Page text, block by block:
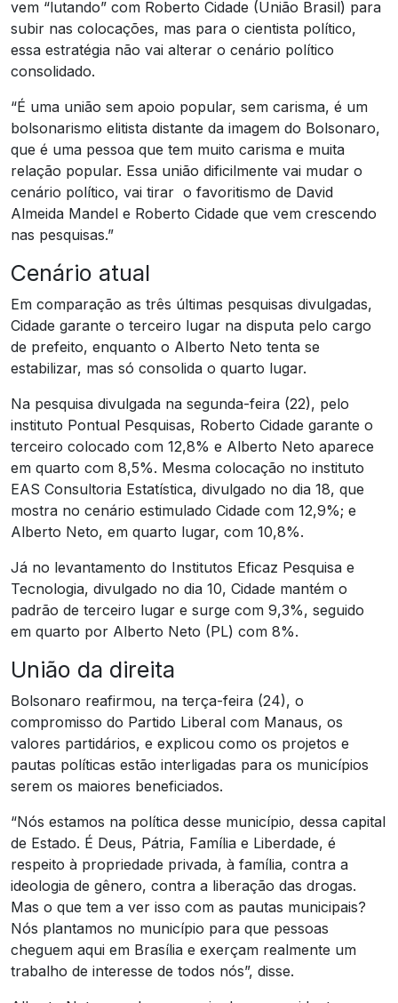
vem “lutando” com Roberto Cidade (União Brasil) para
subir nas colocações, mas para o cientista político,
essa estratégia não vai alterar o cenário político
consolidado.
“É uma união sem apoio popular, sem carisma, é um
bolsonarismo elitista distante da imagem do Bolsonaro,
que é uma pessoa que tem muito carisma e muita
relação popular. Essa união dificilmente vai mudar o
cenário político, vai tirar o favoritismo de David
Almeida Mandel e Roberto Cidade que vem crescendo
nas pesquisas.”
Cenário atual
Em comparação as três últimas pesquisas divulgadas,
Cidade garante o terceiro lugar na disputa pelo cargo
de prefeito, enquanto o Alberto Neto tenta se
estabilizar, mas só consolida o quarto lugar.
Na pesquisa divulgada na segunda-feira (22), pelo
instituto Pontual Pesquisas, Roberto Cidade garante o
terceiro colocado com 12,8% e Alberto Neto aparece
em quarto com 8,5%. Mesma colocação no instituto
EAS Consultoria Estatística, divulgado no dia 18, que
mostra no cenário estimulado Cidade com 12,9%; e
Alberto Neto, em quarto lugar, com 10,8%.
Já no levantamento do Institutos Eficaz Pesquisa e
Tecnologia, divulgado no dia 10, Cidade mantém o
padrão de terceiro lugar e surge com 9,3%, seguido
em quarto por Alberto Neto (PL) com 8%.
União da direita
Bolsonaro reafirmou, na terça-feira (24), o
compromisso do Partido Liberal com Manaus, os
valores partidários, e explicou como os projetos e
pautas políticas estão interligadas para os municípios
serem os maiores beneficiados.
“Nós estamos na política desse município, dessa capital
de Estado. É Deus, Pátria, Família e Liberdade, é
respeito à propriedade privada, à família, contra a
ideologia de gênero, contra a liberação das drogas.
Mas o que tem a ver isso com as pautas municipais?
Nós plantamos no município para que pessoas
cheguem aqui em Brasília e exerçam realmente um
trabalho de interesse de todos nós”, disse.